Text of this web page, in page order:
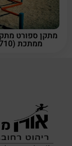
מתקן ספורט
ממתכת (1710)